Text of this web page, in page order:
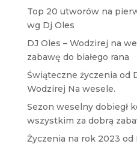
Top 20 utworów na
wg Dj Oles
DJ Oles – Wodzirej na
zabawę do białego rana
Świąteczne życzenia od
Wodzirej Na wesele.
Sezon weselny dobiegł
wszystkim za dobrą
Życzenia na rok 2023 od